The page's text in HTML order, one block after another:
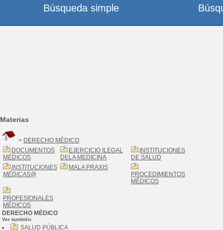
Materias
> DERECHO MÉDICO
DOCUMENTOS
MÉDICOS
EJERCICIO ILEGAL
DELA MEDICINA
INSTITUCIONES
DE SALUD
INSTITUCIONES
MÉDICAS@
MALA PRAXIS
PROCEDIMIENTOS
MÉDICOS
PROFESIONALES
MÉDICOS
DERECHO MÉDICO
Ver también:
SALUD PÚBLICA
Búsqueda simple